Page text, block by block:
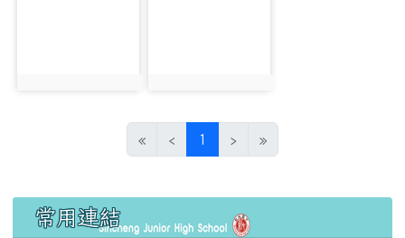
« ‹ 1 (目前頁次)
› »
左邊區域內容
常用連結